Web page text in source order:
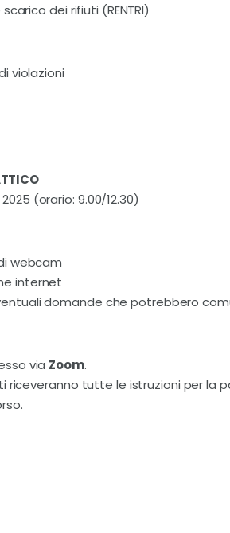
dei rifiuti (RENTRI)
violazioni
(orario: 9.00/12.30)
webcam
internet
domande che potrebbero
via Zoom.
riceveranno tutte le istruzioni per la